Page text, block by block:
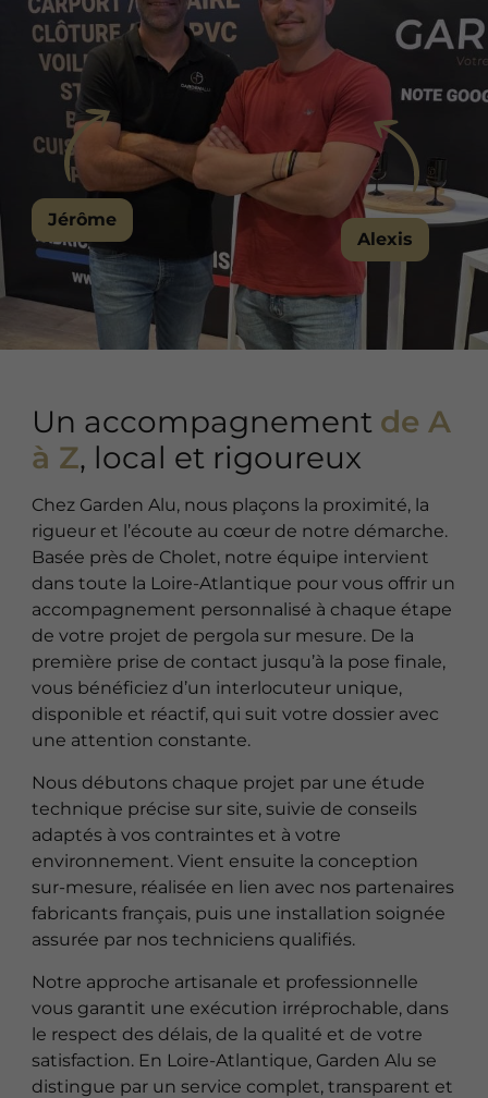
Jérôme
Alexis
Un accompagnement de A
à Z, local et rigoureux
Chez Garden Alu, nous plaçons la proximité, la
rigueur et l’écoute au cœur de notre démarche.
Basée près de Cholet, notre équipe intervient
dans toute la Loire-Atlantique pour vous offrir un
accompagnement personnalisé à chaque étape
de votre projet de pergola sur mesure. De la
première prise de contact jusqu’à la pose finale,
vous bénéficiez d’un interlocuteur unique,
disponible et réactif, qui suit votre dossier avec
une attention constante.
Nous débutons chaque projet par une étude
technique précise sur site, suivie de conseils
adaptés à vos contraintes et à votre
environnement. Vient ensuite la conception
sur-mesure, réalisée en lien avec nos partenaires
fabricants français, puis une installation soignée
assurée par nos techniciens qualifiés.
Notre approche artisanale et professionnelle
vous garantit une exécution irréprochable, dans
le respect des délais, de la qualité et de votre
satisfaction. En Loire-Atlantique, Garden Alu se
distingue par un service complet, transparent et